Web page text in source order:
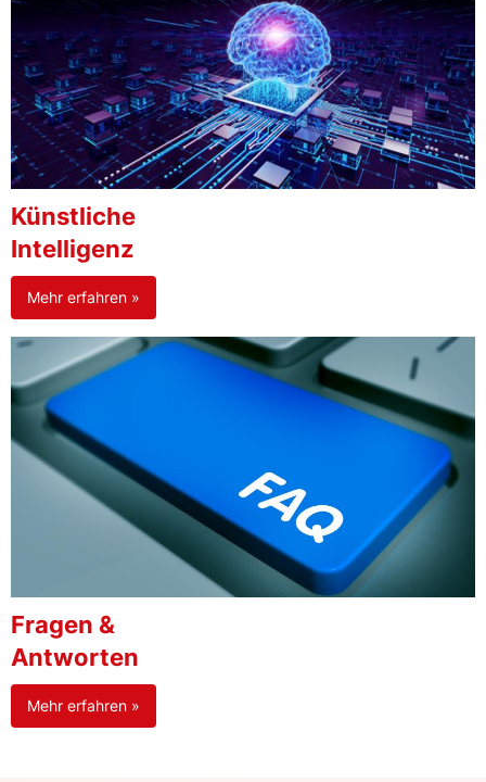
Künstliche
Intelligenz
Mehr erfahren »
Fragen &
Antworten
Mehr erfahren »